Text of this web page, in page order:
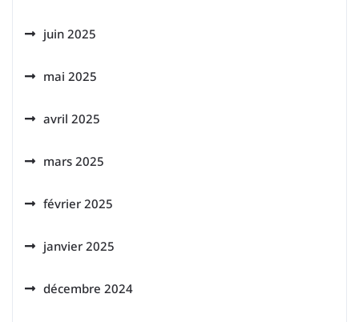
juin 2025
mai 2025
avril 2025
mars 2025
février 2025
janvier 2025
décembre 2024